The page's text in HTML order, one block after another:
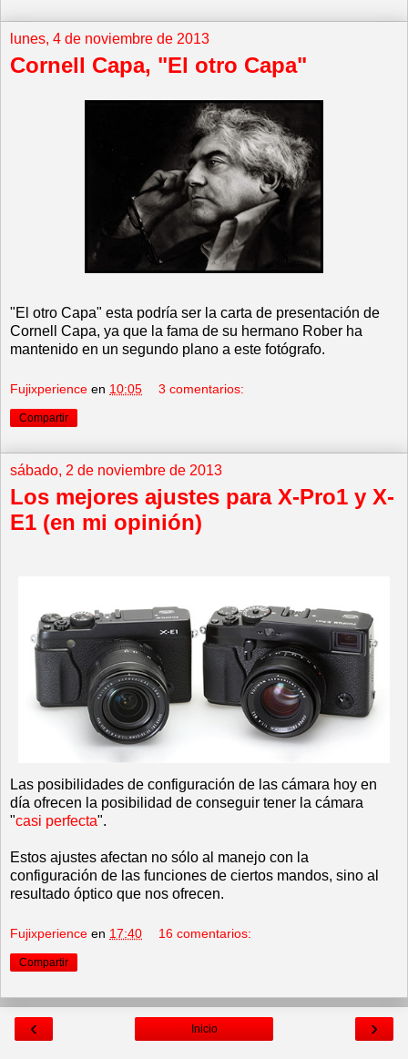
lunes, 4 de noviembre de 2013
Cornell Capa, "El otro Capa"
"El otro Capa" esta podría ser la carta de presentación de
Cornell Capa, ya que la fama de su hermano Rober ha
mantenido en un segundo plano a este fotógrafo.
Fujixperience en 10:05 3 comentarios:
Compartir
sábado, 2 de noviembre de 2013
Los mejores ajustes para X-Pro1 y X-
E1 (en mi opinión)
Las posibilidades de configuración de las cámara hoy en
día ofrecen la posibilidad de conseguir tener la cámara
"casi perfecta".
Estos ajustes afectan no sólo al manejo con la
configuración de las funciones de ciertos mandos, sino al
resultado óptico que nos ofrecen.
Fujixperience en 17:40 16 comentarios:
Compartir
‹ ›
Inicio